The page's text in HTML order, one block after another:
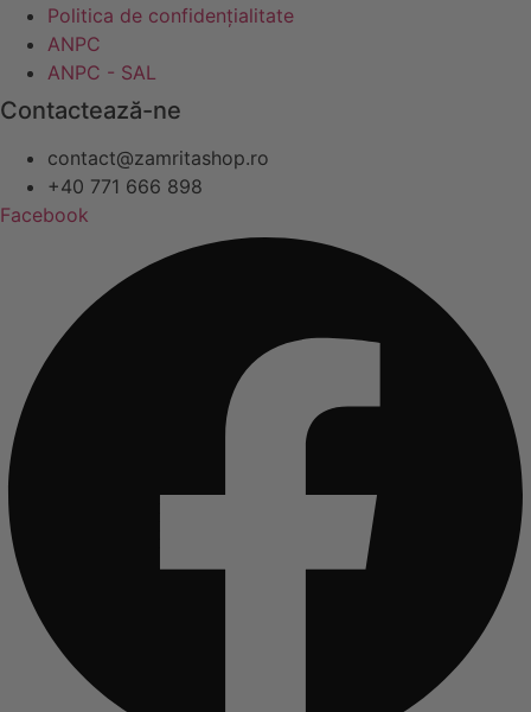
Politica de confidențialitate
ANPC
ANPC - SAL
Contactează-ne
contact@zamritashop.ro
+40 771 666 898
Facebook